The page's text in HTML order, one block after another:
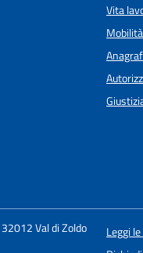
Vita
Val di Zoldo
Leggi